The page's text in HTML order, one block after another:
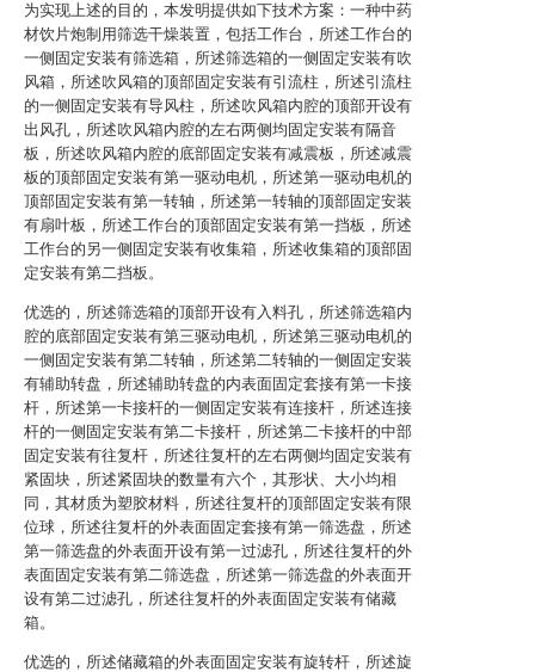
为实现上述的目的，本发明提供如下技术方案：一种中药
材饮片炮制用筛选干燥装置，包括工作台，所述工作台的
一侧固定安装有筛选箱，所述筛选箱的一侧固定安装有吹
风箱，所述吹风箱的顶部固定安装有引流柱，所述引流柱
的一侧固定安装有导风柱，所述吹风箱内腔的顶部开设有
出风孔，所述吹风箱内腔的左右两侧均固定安装有隔音
板，所述吹风箱内腔的底部固定安装有减震板，所述减震
板的顶部固定安装有第一驱动电机，所述第一驱动电机的
顶部固定安装有第一转轴，所述第一转轴的顶部固定安装
有扇叶板，所述工作台的顶部固定安装有第一挡板，所述
工作台的另一侧固定安装有收集箱，所述收集箱的顶部固
定安装有第二挡板。
优选的，所述筛选箱的顶部开设有入料孔，所述筛选箱内
腔的底部固定安装有第三驱动电机，所述第三驱动电机的
一侧固定安装有第二转轴，所述第二转轴的一侧固定安装
有辅助转盘，所述辅助转盘的内表面固定套接有第一卡接
杆，所述第一卡接杆的一侧固定安装有连接杆，所述连接
杆的一侧固定安装有第二卡接杆，所述第二卡接杆的中部
固定安装有往复杆，所述往复杆的左右两侧均固定安装有
紧固块，所述紧固块的数量有六个，其形状、大小均相
同，其材质为塑胶材料，所述往复杆的顶部固定安装有限
位球，所述往复杆的外表面固定套接有第一筛选盘，所述
第一筛选盘的外表面开设有第一过滤孔，所述往复杆的外
表面固定安装有第二筛选盘，所述第一筛选盘的外表面开
设有第二过滤孔，所述往复杆的外表面固定安装有储藏
箱。
优选的，所述储藏箱的外表面固定安装有旋转杆，所述旋